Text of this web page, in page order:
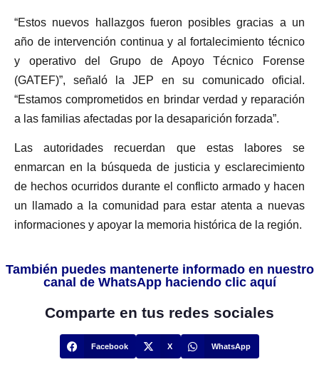
“Estos nuevos hallazgos fueron posibles gracias a un
año de intervención continua y al fortalecimiento técnico
y operativo del Grupo de Apoyo Técnico Forense
(GATEF)”, señaló la JEP en su comunicado oficial.
“Estamos comprometidos en brindar verdad y reparación
a las familias afectadas por la desaparición forzada”.
Las autoridades recuerdan que estas labores se
enmarcan en la búsqueda de justicia y esclarecimiento
de hechos ocurridos durante el conflicto armado y hacen
un llamado a la comunidad para estar atenta a nuevas
informaciones y apoyar la memoria histórica de la región.
También puedes mantenerte informado en nuestro
canal de WhatsApp haciendo clic aquí
Comparte en tus redes sociales
Facebook X WhatsApp